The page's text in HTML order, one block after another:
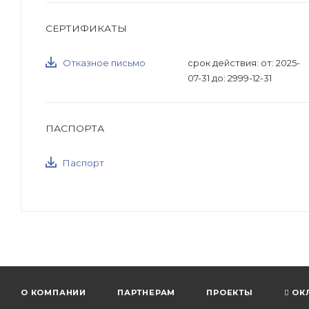
СЕРТИФИКАТЫ
Отказное письмо
срок действия: от: 2025-
07-31 до: 2999-12-31
ПАСПОРТА
Паспорт
О КОМПАНИИ ПАРТНЕРАМ ПРОЕКТЫ